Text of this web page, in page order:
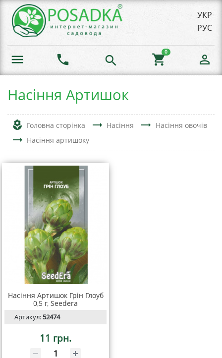
УКР
РУС
menu phone search shopping_cart
0
person_outline
Насіння Артишок
local_florist Головна сторінка trending_flat Насіння trending_flat Насіння овочів
trending_flat Насіння артишоку
Насіння Артишок Грін Глоуб
0,5 г, Seedera
Артикул:52474
11 грн.